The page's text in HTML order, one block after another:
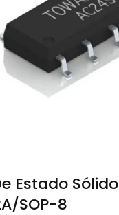
Estado Sólido
SOP-8